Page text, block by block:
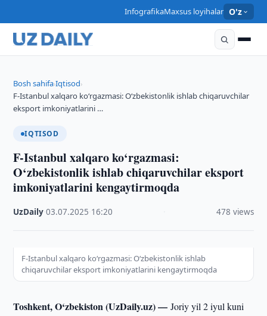
InfografikaMaxsus loyihalar O'z
Bosh sahifa›Iqtisod›
F-Istanbul xalqaro ko‘rgazmasi: O‘zbekistonlik ishlab chiqaruvchilar
eksport imkoniyatlarini …
IQTISOD
F-Istanbul xalqaro ko‘rgazmasi:
O‘zbekistonlik ishlab chiqaruvchilar eksport
imkoniyatlarini kengaytirmoqda
UzDaily ·03.07.2025 16:20 478 views
F-Istanbul xalqaro ko‘rgazmasi: O‘zbekistonlik ishlab
chiqaruvchilar eksport imkoniyatlarini kengaytirmoqda
Toshkent, O‘zbekiston (UzDaily.uz) —Joriy yil 2 iyul kuni